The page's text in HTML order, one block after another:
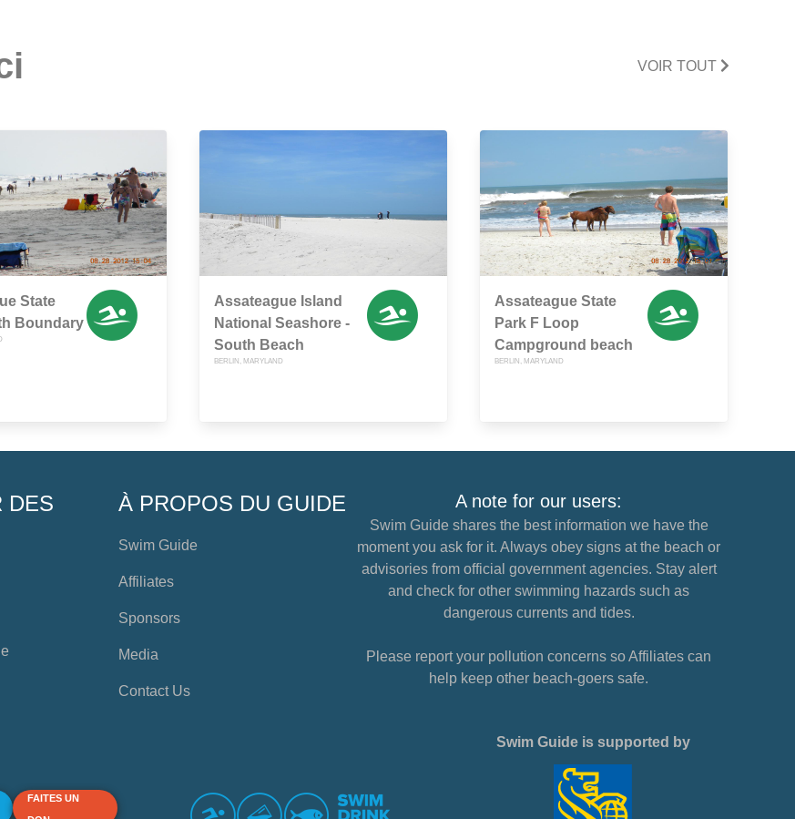
VOIR TOUT
State
Boundary
Assateague Island
National Seashore -
South Beach
BERLIN, MARYLAND
Assateague State
Park F Loop
Campground beach
BERLIN, MARYLAND
DES
À PROPOS DU GUIDE
Swim Guide
Affiliates
Sponsors
Media
Contact Us
A note for our users:
Swim Guide shares the best information we have the
moment you ask for it. Always obey signs at the beach or
advisories from official government agencies. Stay alert
and check for other swimming hazards such as
dangerous currents and tides.
Please report your pollution concerns so Affiliates can
help keep other beach-goers safe.
FAITES UN
Swim Guide is supported by